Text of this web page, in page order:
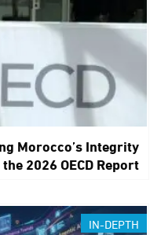
Morocco’s Integrity
2026 OECD Report
IN-DEPTH